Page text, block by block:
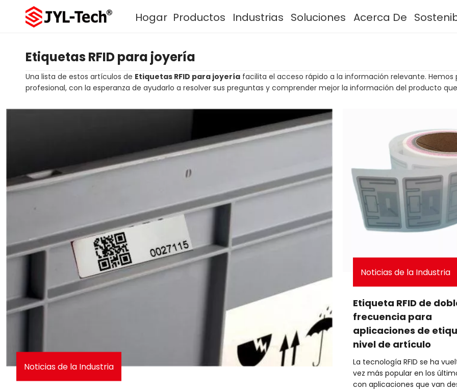
Hogar Productos Industrias Soluciones Acerca De
Etiquetas RFID para joyería
Una lista de estos artículos de Etiquetas RFID para joyería facilita el acceso rápido a la información relevante. Hemos
profesional, con la esperanza de ayudarlo a resolver sus preguntas y comprender mejor la información del producto
Noticias de la Industria
Noticias de la Industria
Etiqueta RFID de
frecuencia para
aplicaciones de
nivel de artículo
La tecnología RFID se ha
vez más popular en los
con aplicaciones que van